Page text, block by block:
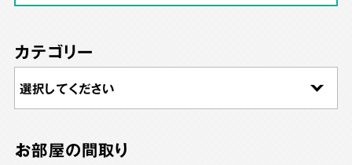
カテゴリー
お部屋の間取り